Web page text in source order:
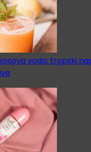
voda: tropski